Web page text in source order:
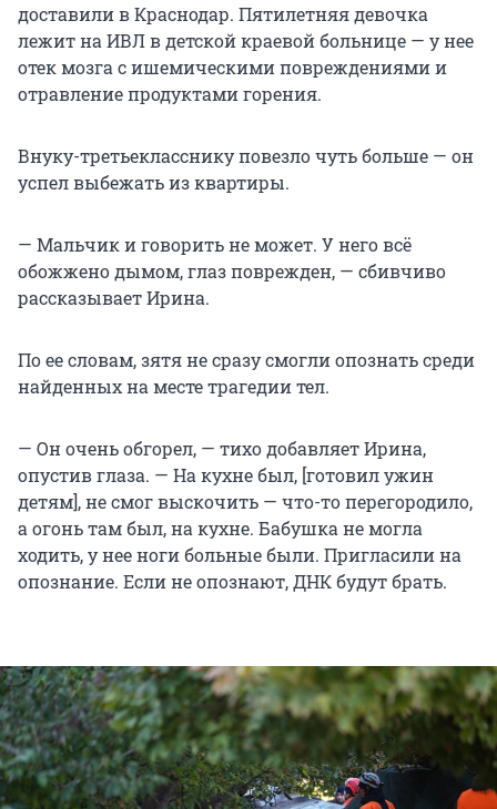
доставили в Краснодар. Пятилетняя девочка
лежит на ИВЛ в детской краевой больнице — у нее
отек мозга с ишемическими повреждениями и
отравление продуктами горения.
Внуку-третьекласснику повезло чуть больше — он
успел выбежать из квартиры.
— Мальчик и говорить не может. У него всё
обожжено дымом, глаз поврежден, — сбивчиво
рассказывает Ирина.
По ее словам, зятя не сразу смогли опознать среди
найденных на месте трагедии тел.
— Он очень обгорел, — тихо добавляет Ирина,
опустив глаза. — На кухне был, [готовил ужин
детям], не смог выскочить — что-то перегородило,
а огонь там был, на кухне. Бабушка не могла
ходить, у нее ноги больные были. Пригласили на
опознание. Если не опознают, ДНК будут брать.